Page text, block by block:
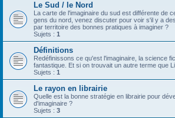
Le Sud / le Nord
La carte de l'imaginaire du sud est différente de
gens du nord, venez discuter pour voir s'il y a
par territoire des bonnes pratiques à imaginer ?
Sujets : 1
Définitions
Redéfinissons ce qu'est l'imaginaire, la science
fantastique. Et si on trouvait un autre terme que
Sujets : 1
Le rayon en librairie
Quelle est la bonne stratégie en librairie pour
d'imaginaire ?
Sujets : 3